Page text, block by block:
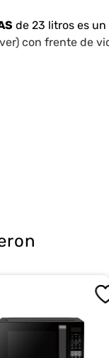
de 23 litros es
con frente de
y 1050
el
de